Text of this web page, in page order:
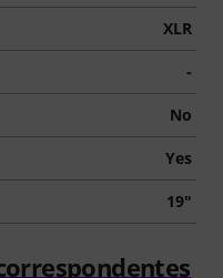
XLR
-
No
Yes
19"